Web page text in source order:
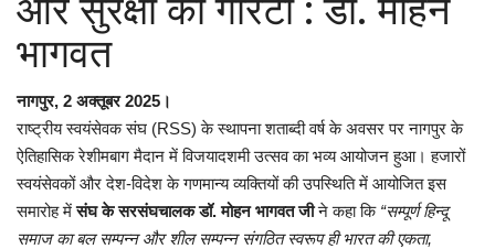
लाईफ & साइंस
जीवन मंत्र
युटीलीटी
शोक समाचार
और सुरक्षा की गारंटी : डॉ. मोहन
भागवत
नागपुर, 2 अक्तूबर 2025।
राष्ट्रीय स्वयंसेवक संघ (RSS) के स्थापना शताब्दी वर्ष के अवसर पर नागपुर के
ऐतिहासिक रेशीमबाग मैदान में विजयादशमी उत्सव का भव्य आयोजन हुआ। हजारों
स्वयंसेवकों और देश-विदेश के गणमान्य व्यक्तियों की उपस्थिति में आयोजित इस
समारोह मेंसंघ के सरसंघचालक डॉ. मोहन भागवत जीने कहा कि “सम्पूर्ण हिन्दू
समाज का बल सम्पन्न और शील सम्पन्न संगठित स्वरूप ही भारत की एकता,